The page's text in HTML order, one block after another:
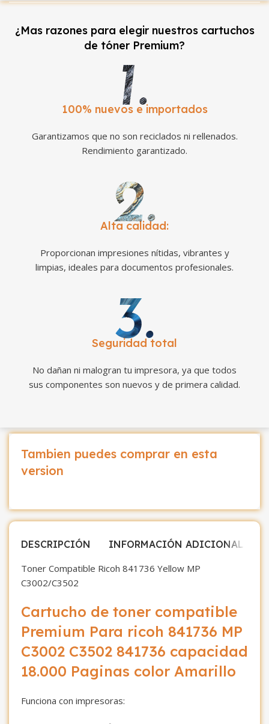
¿Mas razones para elegir nuestros cartuchos
de tóner Premium?
100% nuevos e importados
Garantizamos que no son reciclados ni rellenados.
Rendimiento garantizado.
Alta calidad:
Proporcionan impresiones nítidas, vibrantes y
limpias, ideales para documentos profesionales.
Seguridad total
No dañan ni malogran tu impresora, ya que todos
sus componentes son nuevos y de primera calidad.
DESCRIPCIÓN INFORMACIÓN ADICIONAL
Toner Compatible Ricoh 841736 Yellow MP
C3002/C3502
Cartucho de toner compatible
Premium Para ricoh 841736 MP
C3002 C3502 841736 capacidad
18.000 Paginas color Amarillo
Funciona con impresoras:
Tambien puedes comprar en esta
version